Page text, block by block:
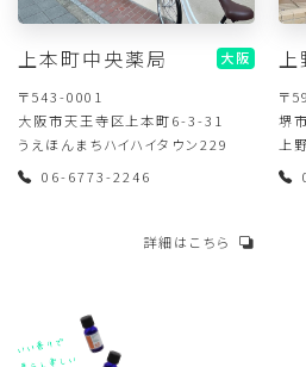
上本町中央薬局
大阪
〒543-0001
大阪市天王寺区上本町6-3-31
うえほんまちハイハイタウン229
06-6773-2246
詳細はこちら
上
〒
堺
上